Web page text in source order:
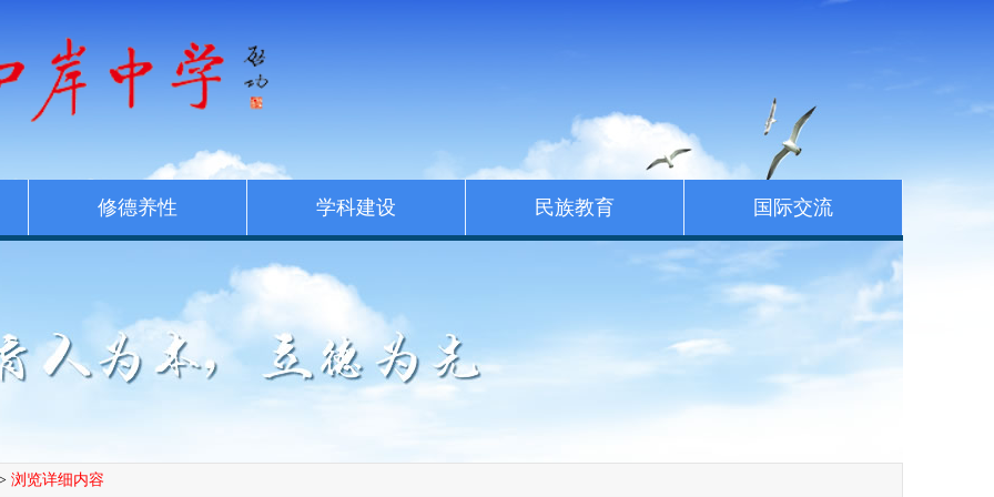
修德养性 学科建设 民族教育 国际交流
浏览详细内容